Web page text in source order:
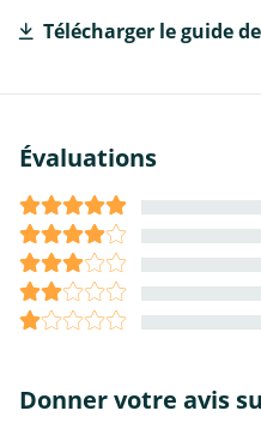
Télécharger le guide
Évaluations
Donner votre avis